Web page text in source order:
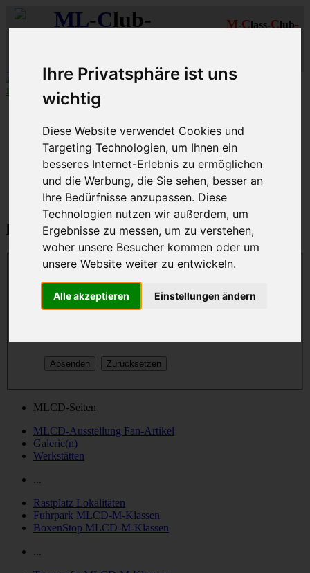
Ihre Privatsphäre ist uns
wichtig
Diese Website verwendet Cookies und
Targeting Technologien, um Ihnen ein
besseres Internet-Erlebnis zu ermöglichen
und die Werbung, die Sie sehen, besser an
Ihre Bedürfnisse anzupassen. Diese
Technologien nutzen wir außerdem, um
Ergebnisse zu messen, um zu verstehen,
woher unsere Besucher kommen oder um
unsere Website weiter zu entwickeln.
Alle akzeptieren Einstellungen ändern
ML-Club-
Mercedes M-Klasse Club!
M-Class-Club-
10 aus 27 MLCD-M-Klassen in
Ungelesene
MLCD-Ausstellung
Forennutzer
FAQ
MLCD-Seiten MLCD-Foren-Übersicht
Passwort zurücksetzen
Du musst die E-Mail-Adresse angeben, die in deinem Profil
hinterlegt ist. Diese hast du bei der Registrierung angegeben
oder nachträglich in deinem persönlichen Bereich geändert.
MLCD-Seiten
MLCD-Ausstellung Fan-Artikel
Galerie(n)
Werkstätten
...
Rastplatz Lokalitäten
Fuhrpark MLCD-M-Klassen
BoxenStop MLCD-M-Klassen
...